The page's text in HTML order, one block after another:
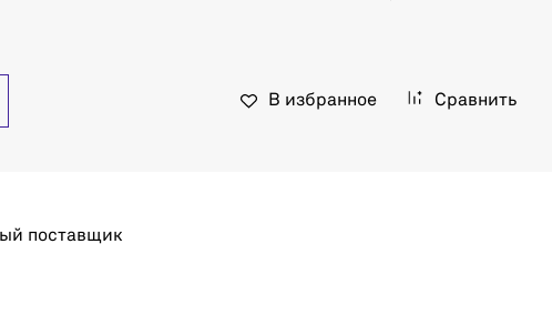
В избранное Сравнить
поставщик